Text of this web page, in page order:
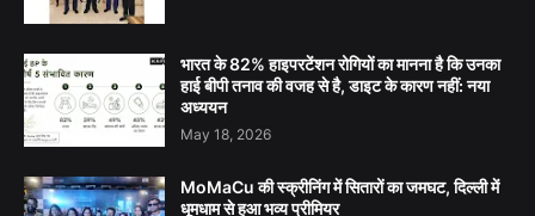
भारत के 82% हाइपरटेंशन रोगियों का मानना है कि उनका
हाई बीपी तनाव की वजह से है, डाइट के कारण नहीं: नया
अध्ययन
May 18, 2026
MoMaCu की स्क्रीनिंग में सितारों का जमघट, दिल्ली में
धूमधाम से हुआ भव्य प्रीमियर